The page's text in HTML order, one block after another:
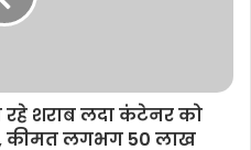
शराब लदा कंटेनर को
कीमत लगभग 50 लाख